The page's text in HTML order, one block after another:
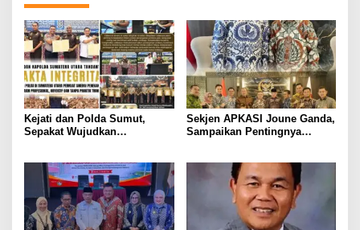
Kejati dan Polda Sumut,
Sepakat Wujudkan
Sekjen APKASI Joune Ganda,
Sampaikan Pentingnya